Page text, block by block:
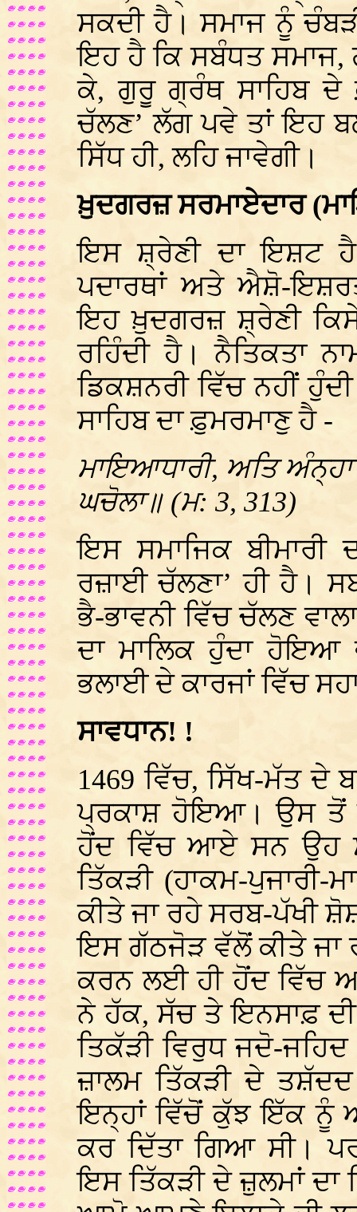
ਸਕਦੀ ਹੈ। ਸਮਾਜ ਨੂੰ
ਇਹ ਹੈ ਕਿ ਸਬੰਧਤ ਸਮਾਜ,
ਕੇ, ਗੁਰੂ ਗ੍ਰੰਥ ਸਾਹਿਬ ਦੇ
ਚੱਲਣ’ ਲੱਗ ਪਵੇ ਤਾਂ ਇਹ
ਸਿੱਧ ਹੀ, ਲਹਿ ਜਾਵੇਗੀ।
ਖ਼ੁਦਗਰਜ਼ ਸਰਮਾਏਦਾਰ
ਇਸ ਸ਼੍ਰੇਣੀ ਦਾ ਇਸ਼ਟ
ਪਦਾਰਥਾਂ ਅਤੇ ਐਸ਼ੋ-
ਇਹ ਖ਼ੁਦਗਰਜ਼ ਸ਼੍ਰੇਣੀ
ਰਹਿੰਦੀ ਹੈ। ਨੈਤਿਕਤਾ
ਡਿਕਸ਼ਨਰੀ ਵਿੱਚ ਨਹੀਂ
ਸਾਹਿਬ ਦਾ ਫ਼ੁਮਰਮਾਣੁ ਹੈ -
ਮਾਇਆਧਾਰੀ, ਅਤਿ
ਘਚੋਲਾ॥ (ਮ: 3, 313)
ਇਸ ਸਮਾਜਿਕ
ਰਜ਼ਾਈ ਚੱਲਣਾ’ ਹੀ ਹੈ।
ਭੈ-ਭਾਵਨੀ ਵਿੱਚ ਚੱਲਣ
ਦਾ ਮਾਲਿਕ ਹੁੰਦਾ ਹੋਇਆ
ਭਲਾਈ ਦੇ ਕਾਰਜਾਂ ਵਿੱਚ
ਸਾਵਧਾਨ! !
1469 ਵਿੱਚ, ਸਿੱਖ-ਮੱਤ ਦੇ
ਪ੍ਰਕਾਸ਼ ਹੋਇਆ। ਉਸ ਤੋਂ
ਹੋਂਦ ਵਿੱਚ ਆਏ ਸਨ ਉਹ
ਤਿੱਕੜੀ (ਹਾਕਮ-
ਕੀਤੇ ਜਾ ਰਹੇ ਸਰਬ-ਪੱਖੀ
ਇਸ ਗੱਠਜੋੜ ਵੱਲੋਂ ਕੀਤੇ ਜਾ
ਕਰਨ ਲਈ ਹੀ ਹੋਂਦ ਵਿੱਚ
ਨੇ ਹੱਕ, ਸੱਚ ਤੇ ਇਨਸਾਫ਼
ਤਿਕੱੜੀ ਵਿਰੁਧ ਜਦੋ-
ਜ਼ਾਲਮ ਤਿੱਕੜੀ ਦੇ
ਇਨ੍ਹਾਂ ਵਿੱਚੋਂ ਕੁੱਝ ਇੱਕ ਨੂੰ
ਕਰ ਦਿੱਤਾ ਗਿਆ ਸੀ।
ਇਸ ਤਿੱਕੜੀ ਦੇ ਜ਼ੁਲਮਾਂ ਦਾ